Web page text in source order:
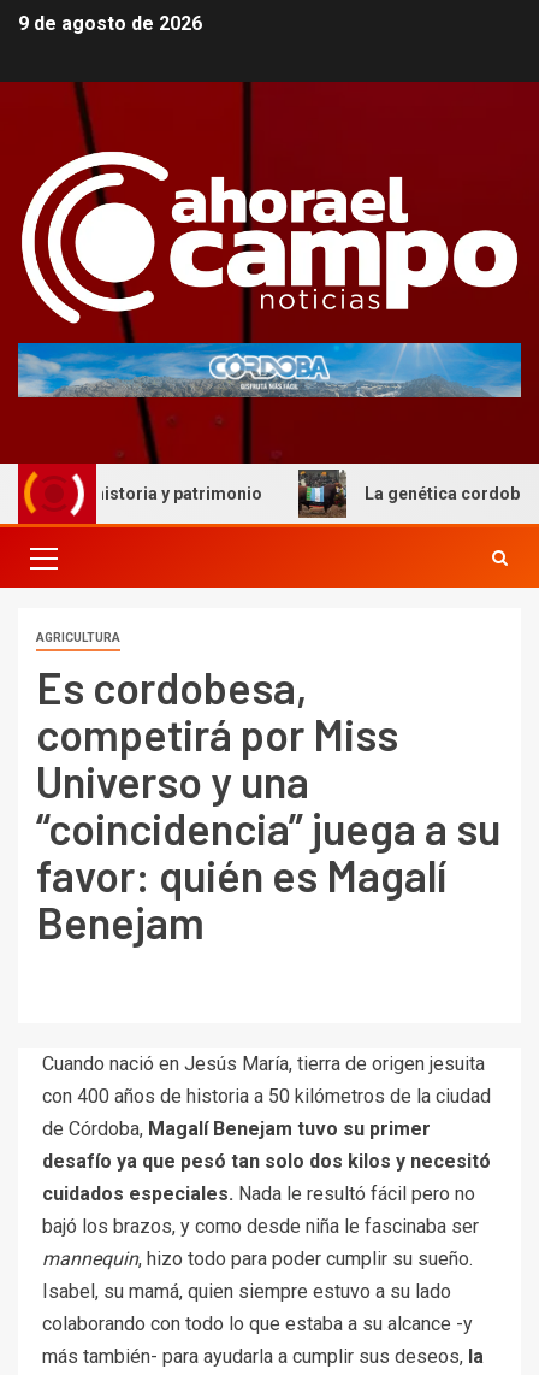
9 de agosto de 2026
La genética cordobesa hizo historia en
AGRICULTURA
Es cordobesa,
competirá por Miss
Universo y una
“coincidencia” juega a su
favor: quién es Magalí
Benejam
Cuando nació en Jesús María, tierra de origen jesuita
con 400 años de historia a 50 kilómetros de la ciudad
de Córdoba, Magalí Benejam tuvo su primer
desafío ya que pesó tan solo dos kilos y necesitó
cuidados especiales. Nada le resultó fácil pero no
bajó los brazos, y como desde niña le fascinaba ser
mannequin, hizo todo para poder cumplir su sueño.
Isabel, su mamá, quien siempre estuvo a su lado
colaborando con todo lo que estaba a su alcance -y
más también- para ayudarla a cumplir sus deseos, la